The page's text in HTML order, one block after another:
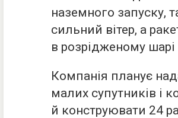
наземного запуску,
сильний вітер, а
в розрідженому
Компанія планує
малих супутників і
й конструювати 24